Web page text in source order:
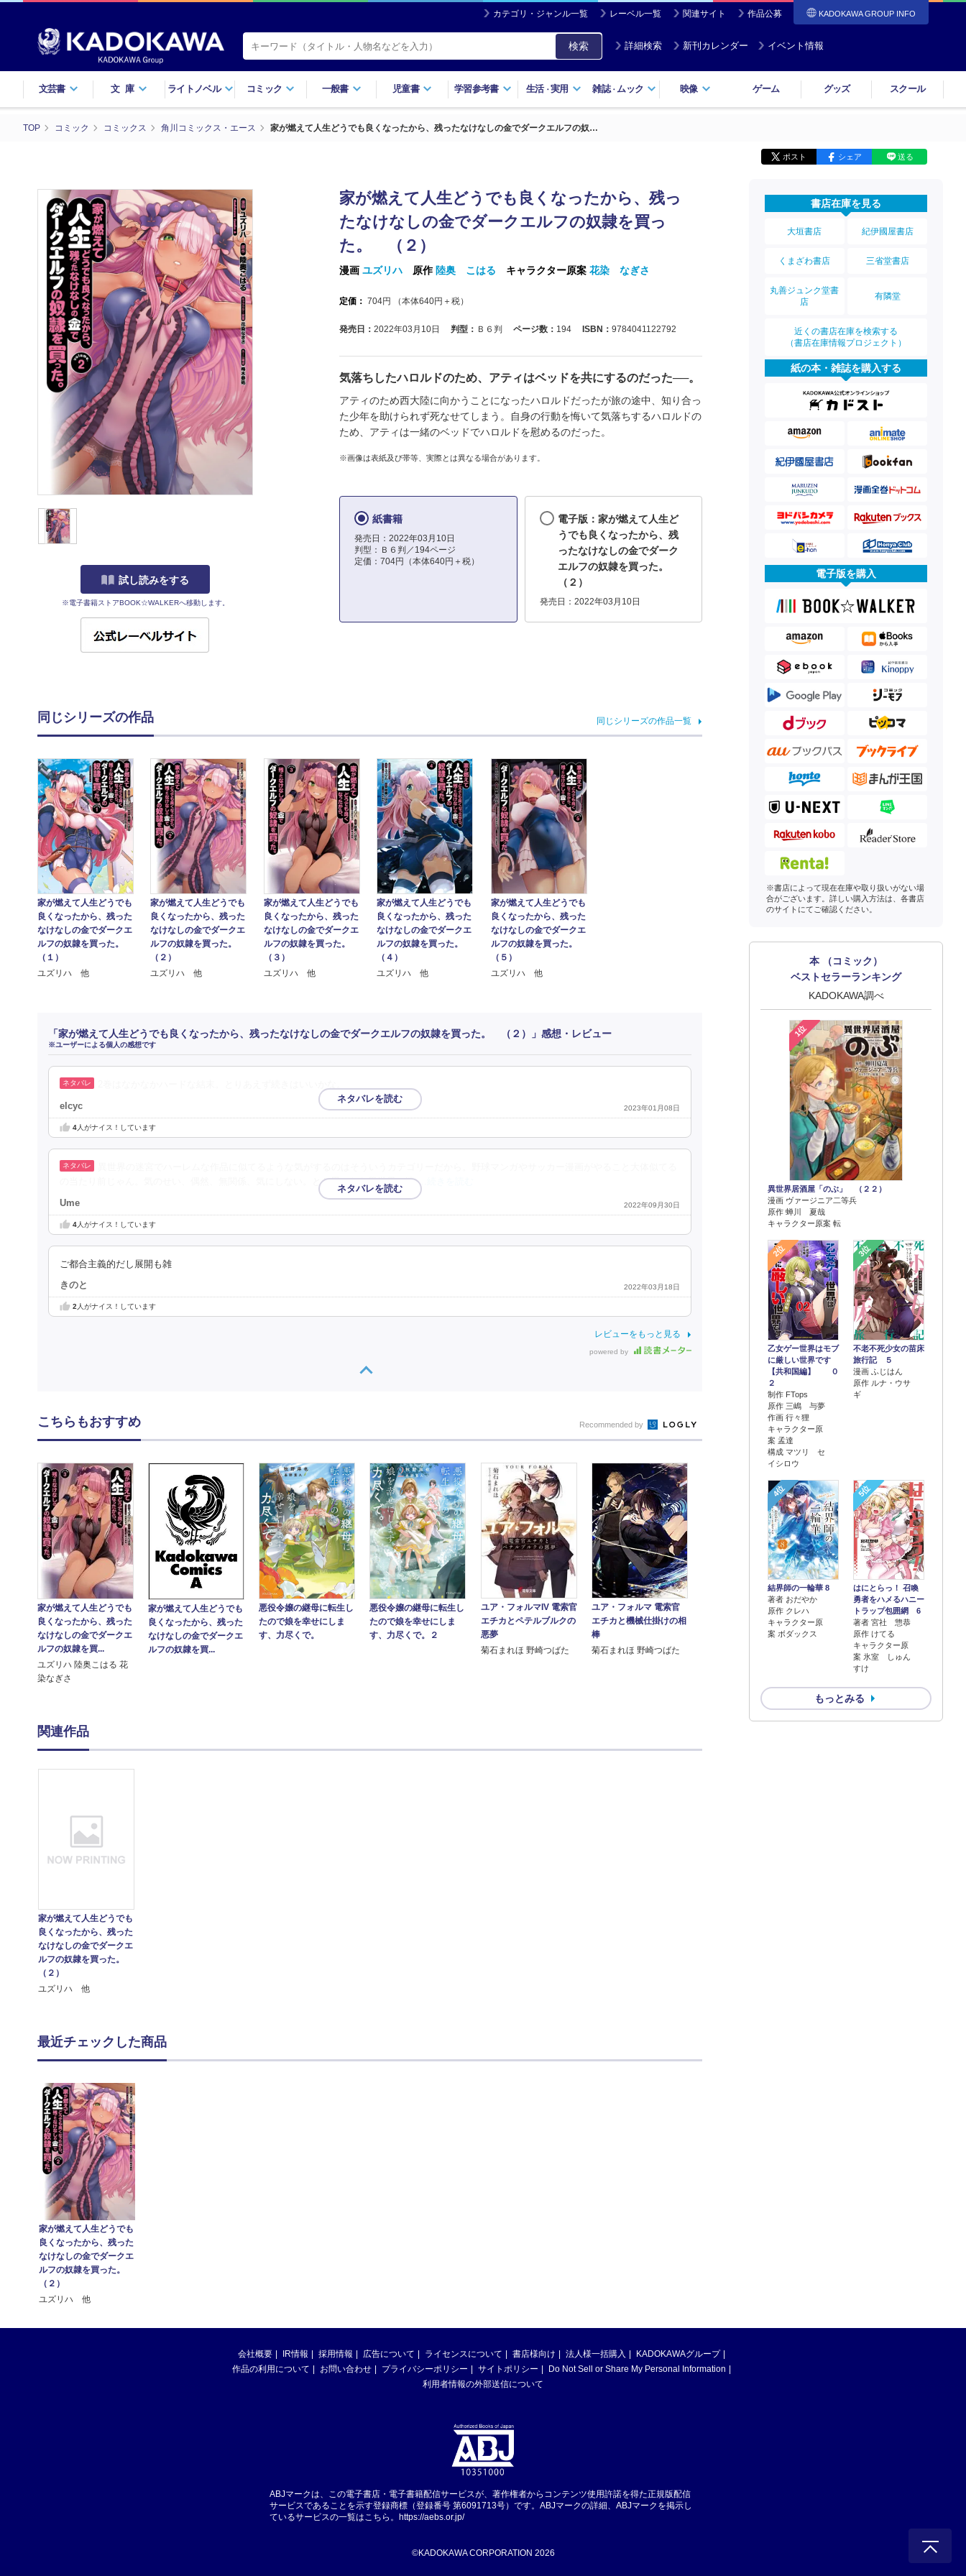
カテゴリ・ジャンル一覧 レーベル一覧 関連サイト 作品公募 KADOKAWA GROUP INFO
検索 詳細検索 新刊カレンダー イベント情報
文芸書 文庫 ライトノベル コミック 一般書 児童書 学習参考書 生活・実用 雑誌・ ムック 映像 ゲーム グッズ スクール
TOP コミック コミックス 角川コミックス・エース 家が燃えて人生どうでも良くなったから、残ったなけなしの金でダークエルフの奴…
ポスト シェア 送る
試し読みをする
※電子書籍ストアBOOK☆WALKERへ移動します。
家が燃えて人生どうでも良くなったから、残っ
たなけなしの金でダークエルフの奴隷を買っ
た。 （２）
漫画 ユズリハ 原作 陸奥 こはる キャラクター原案 花染 なぎさ
定価： 704円 （本体640円＋税）
発売日： 2022年03月10日 判型： Ｂ６判 ページ数： 194 ISBN： 9784041122792
気落ちしたハロルドのため、アティはベッドを共にするのだった──。
アティのため西大陸に向かうことになったハロルドだったが旅の途中、知り合っ
た少年を助けられず死なせてしまう。自身の行動を悔いて気落ちするハロルドの
ため、アティは一緒のベッドでハロルドを慰めるのだった。
※画像は表紙及び帯等、実際とは異なる場合があります。
紙書籍
発売日：2022年03月10日
判型：Ｂ６判／194ページ
定価：704円（本体640円＋税）
電子版：家が燃えて人生ど
うでも良くなったから、残
ったなけなしの金でダーク
エルフの奴隷を買った。
（２）
発売日：2022年03月10日
同じシリーズの作品 同じシリーズの作品一覧
家が燃えて人生どうでも
良くなったから、残った
なけなしの金でダークエ
ルフの奴隷を買った。
（１）
ユズリハ 他
家が燃えて人生どうでも
良くなったから、残った
なけなしの金でダークエ
ルフの奴隷を買った。
（２）
ユズリハ 他
家が燃えて人生どうでも
良くなったから、残った
なけなしの金でダークエ
ルフの奴隷を買った。
（３）
ユズリハ 他
家が燃えて人生どうでも
良くなったから、残った
なけなしの金でダークエ
ルフの奴隷を買った。
（４）
ユズリハ 他
家が燃えて人生どうでも
良くなったから、残った
なけなしの金でダークエ
ルフの奴隷を買った。
（５）
ユズリハ 他
「家が燃えて人生どうでも良くなったから、残ったなけなしの金でダークエルフの奴隷を買った。 （２）」感想・レビュー
※ユーザーによる個人の感想です
elcyc 2023年01月08日
4人がナイス！しています
の当たり前じゃん。気のせい、偶然、無関係、気にしない。とか思ったら異世界の迷 …続きを読む
Ume 2022年09月30日
4人がナイス！しています
ご都合主義的だし展開も雑
きのと 2022年03月18日
2 人がナイス！しています
レビューをもっと見る
powered by
書店在庫を見る
大垣書店 紀伊國屋書店
くまざわ書店 三省堂書店
丸善ジュンク堂書
店
有隣堂
近くの書店在庫を検索する
（書店在庫情報プロジェクト）
紙の本・雑誌を購入する
電子版を購入
※書店によって現在在庫や取り扱いがない場
合がございます。詳しい購入方法は、各書店
のサイトにてご確認ください。
本 （コミック）
ベストセラーランキング
KADOKAWA調べ
1位
異世界居酒屋「のぶ」 （２２）
漫画 ヴァージニア二等兵
原作 蝉川 夏哉
キャラクター原案 転
2位
乙女ゲー世界はモブ
に厳しい世界です
【共和国編】 ０
２
制作 FTops
原作 三嶋 与夢
作画 行々狸
キャラクター原
案 孟達
構成 マツリ セ
イシロウ
3位
不老不死少女の苗床
旅行記 ５
漫画 ふじはん
原作 ルナ・ウサ
ギ
4位
結界師の一輪華 8
著者 おだやか
原作 クレハ
キャラクター原
案 ボダックス
5位
はにとらっ！ 召喚
勇者をハメるハニー
トラップ包囲網 6
著者 宮社 惣恭
原作 けてる
キャラクター原
案 氷室 しゅん
すけ
もっとみる
こちらもおすすめ Recommended by
家が燃えて人生どうでも
良くなったから、残った
なけなしの金でダークエ
ルフの奴隷を買...
ユズリハ 陸奥こはる 花
染なぎさ
家が燃えて人生どうでも
良くなったから、残った
なけなしの金でダークエ
ルフの奴隷を買...
悪役令嬢の継母に転生し
たので娘を幸せにしま
す、力尽くで。
悪役令嬢の継母に転生し
たので娘を幸せにしま
す、力尽くで。２
ユア・フォルマIV 電索官
エチカとペテルブルクの
悪夢
菊石まれほ 野崎つばた
ユア・フォルマ 電索官
エチカと機械仕掛けの相
棒
菊石まれほ 野崎つばた
関連作品
家が燃えて人生どうでも
良くなったから、残った
なけなしの金でダークエ
ルフの奴隷を買った。
（２）
ユズリハ 他
最近チェックした商品
家が燃えて人生どうでも
良くなったから、残った
なけなしの金でダークエ
ルフの奴隷を買った。
（２）
ユズリハ 他
会社概要 IR情報 採用情報 広告について ライセンスについて 書店様向け 法人様一括購入
KADOKAWAグループ
作品の利用について
お問い合わせ プライバシーポリシー サイトポリシー
Do Not Sell or Share My Personal Information
利用者情報の外部送信について
ABJマークは、この電子書店・電子書籍配信サービスが、著作権者からコンテンツ使用許諾を得た正規版配信
サービスであることを示す登録商標（登録番号 第6091713号）です。ABJマークの詳細、ABJマークを掲示し
ているサービスの一覧はこちら。 https://aebs.or.jp/
©KADOKAWA CORPORATION 2026